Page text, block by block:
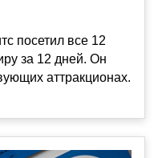
посетил все 12
за 12 дней. Он
аттракционах.